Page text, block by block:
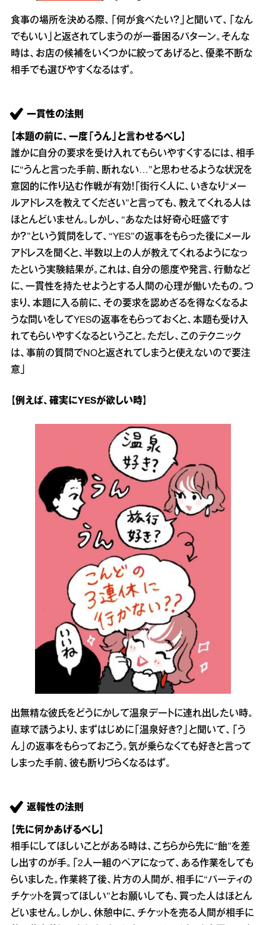
食事の場所を決める際、「何が食べたい？」と聞いて、「なん
でもいい」と返されてしまうのが一番困るパターン。そんな
時は、お店の候補をいくつかに絞ってあげると、優柔不断な
相手でも選びやすくなるはず。
一貫性の法則
【本題の前に、一度「うん」と言わせるべし】
誰かに自分の要求を受け入れてもらいやすくするには、相手
に“うんと言った手前、断れない…”と思わせるような状況を
意図的に作り込む作戦が有効！「街行く人に、いきなり“メー
ルアドレスを教えてください”と言っても、教えてくれる人は
ほとんどいません。しかし、“あなたは好奇心旺盛です
か？”という質問をして、“YES”の返事をもらった後にメール
アドレスを聞くと、半数以上の人が教えてくれるようになっ
たという実験結果が。これは、自分の態度や発言、行動など
に、一貫性を持たせようとする人間の心理が働いたもの。つ
まり、本題に入る前に、その要求を認めざるを得なくなるよ
うな問いをしてYESの返事をもらっておくと、本題も受け入
れてもらいやすくなるということ。ただし、このテクニック
は、事前の質問でNOと返されてしまうと使えないので要注
意」
【例えば、確実にYESが欲しい時】
出無精な彼氏をどうにかして温泉デートに連れ出したい時。
直球で誘うより、まずはじめに「温泉好き？」と聞いて、「う
ん」の返事をもらっておこう。気が乗らなくても好きと言って
しまった手前、彼も断りづらくなるはず。
返報性の法則
【先に何かあげるべし】
相手にしてほしいことがある時は、こちらから先に“飴”を差
し出すのが手。「2人一組のペアになって、ある作業をしても
らいました。作業終了後、片方の人間が、相手に“パーティの
チケットを買ってほしい”とお願いしても、買った人はほとん
どいません。しかし、休憩中に、チケットを売る人間が相手に